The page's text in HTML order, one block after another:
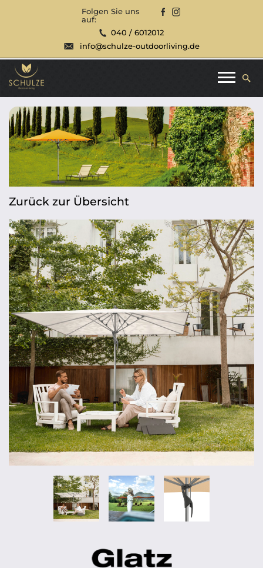
Folgen Sie uns
auf:
040 / 6012012
info@schulze-outdoorliving.de
Zurück zur Übersicht